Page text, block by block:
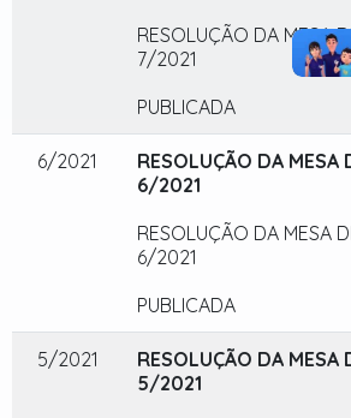
RESOLUÇÃO DA MESA
7/2021
PUBLICADA
6/2021
RESOLUÇÃO DA MESA
6/2021
RESOLUÇÃO DA MESA
6/2021
PUBLICADA
5/2021
RESOLUÇÃO DA MESA
5/2021